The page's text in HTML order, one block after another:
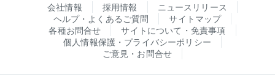
会社情報 採用情報
ニュースリリース
ヘルプ・よくあるご質問
サイトマップ
各種お問合せ
サイトについて・免責事項
個人情報保護・プライバシーポリシー
ご意見・お問合せ